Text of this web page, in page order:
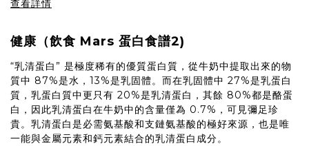
查看詳情
健康（飲食 Mars 蛋白食譜2)
“乳清蛋白” 是極度稀有的優質蛋白質，從牛奶中提取出來的物
質中 87%是水，13%是乳固體。而在乳固體中 27%是乳蛋白
質，乳蛋白質中更只有 20%是乳清蛋白，其餘 80%都是酪蛋
白，因此乳清蛋白在牛奶中的含量僅為 0.7%，可見彌足珍
貴。乳清蛋白是必需氨基酸和支鏈氨基酸的極好來源，也是唯
一能與金屬元素和鈣元素結合的乳清蛋白成分。